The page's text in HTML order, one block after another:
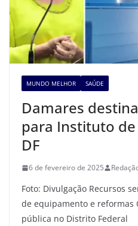
MUNDO MELHOR SAÚDE
Damares
para Instituto
DF
6 de fevereiro de 2025
Foto: Divulgação Recursos
de equipamento e reformas
pública no Distrito Federal